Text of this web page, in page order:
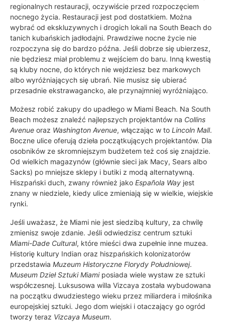
regionalnych restauracji, oczywiście przed rozpoczęciem
nocnego życia. Restauracji jest pod dostatkiem. Można
wybrać od ekskluzywnych i drogich lokali na South Beach do
tanich kubańskich jadłodajni. Prawdziwe nocne życie nie
rozpoczyna się do bardzo późna. Jeśli dobrze się ubierzesz,
nie będziesz miał problemu z wejściem do baru. Inną kwestią
są kluby nocne, do których nie wejdziesz bez markowych
albo wyróżniających się ubrań. Nie musisz się ubierać
przesadnie ekstrawagancko, ale przynajmniej wyróżniająco.
Możesz robić zakupy do upadłego w Miami Beach. Na South
Beach możesz znaleźć najlepszych projektantów na Collins
Avenue oraz Washington Avenue, włączając w to Lincoln Mall.
Boczne ulice oferują dzieła początkujących projektantów. Dla
osobników ze skromniejszym budżetem też coś się znajdzie.
Od wielkich magazynów (głównie sieci jak Macy, Sears albo
Sacks) po mniejsze sklepy i butiki z modą alternatywną.
Hiszpański duch, zwany również jako Española Way jest
znany w niedziele, kiedy ulice zmieniają się w wielkie, wiejskie
rynki.
Jeśli uważasz, że Miami nie jest siedzibą kultury, za chwilę
zmienisz swoje zdanie. Jeśli odwiedzisz centrum sztuki
Miami-Dade Cultural, które mieści dwa zupełnie inne muzea.
Historię kultury Indian oraz hiszpańskich kolonizatorów
przedstawia Muzeum Historyczne Florydy Południowej.
Museum Dzieł Sztuki Miamiposiada wiele wystaw ze sztuki
współczesnej. Luksusowa willa Vizcaya została wybudowana
na początku dwudziestego wieku przez miliardera i miłośnika
europejskiej sztuki. Jego dom wiejski i otaczający go ogród
tworzy teraz Vizcaya Museum.